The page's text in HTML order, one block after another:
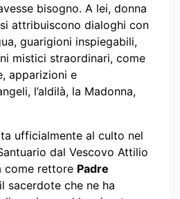
bisogno. A lei, donna
attribuiscono dialoghi con
guarigioni inspiegabili,
mistici straordinari, come
apparizioni e
l’aldilà, la Madonna,
ufficialmente al culto nel
dal Vescovo Attilio
come rettore Padre
sacerdote che ne ha